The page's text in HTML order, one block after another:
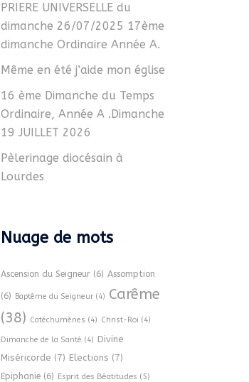
PRIERE UNIVERSELLE du
dimanche 26/07/2025 17ème
dimanche Ordinaire Année A.
Même en été j’aide mon église
16 ème Dimanche du Temps
Ordinaire, Année A .Dimanche
19 JUILLET 2026
Pèlerinage diocésain à
Lourdes
Nuage de mots
Ascension du Seigneur(6) Assomption
(6) Baptême du Seigneur(4) Carême
(38) Catéchumènes (4) Christ-Roi (4)
Dimanche de la Santé (4) Divine
Miséricorde (7) Elections (7)
Epiphanie(6) Esprit des Béatitudes (5)